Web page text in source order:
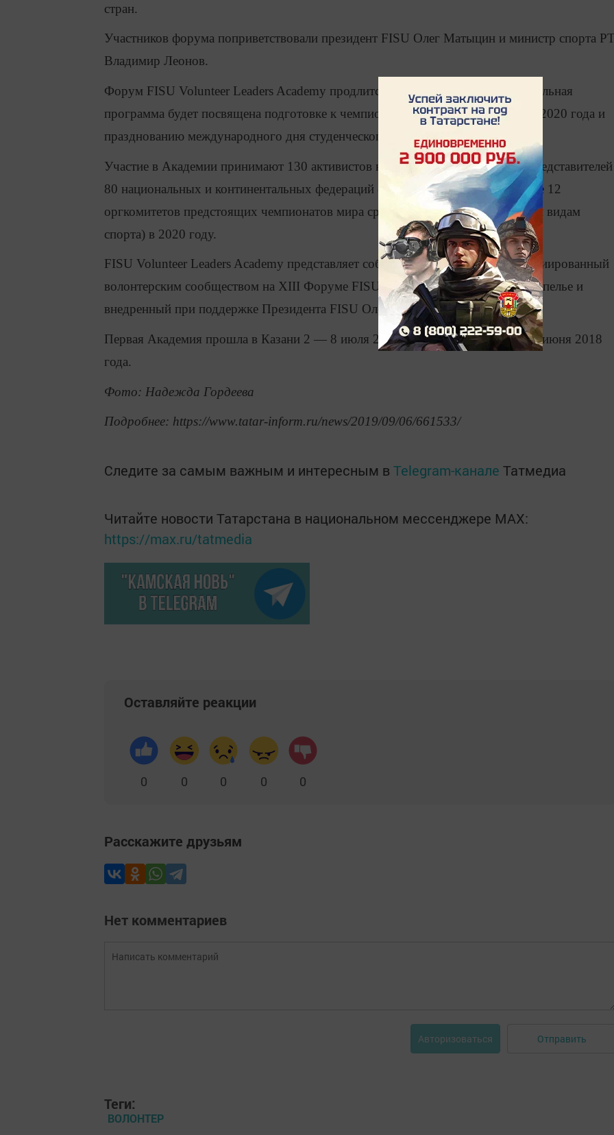
стран.
Участников форума поприветствовали президент FISU Олег Матыцин и министр спорта
Владимир Леонов.
Форум FISU Volunteer Leaders Academy продлится сентября
Образовательная
программа будет посвящена подготовке к чемпионатам мира среди студентов 2020 года и
празднованию международного дня студенческого спорта.
Участие в Академии принимают 130 активистов волонтерского движения и представителей
80 национальных и континентальных федераций студенческого спорта, а также 12
оргкомитетов предстоящих чемпионатов мира среди студентов (по различным видам
спорта) в 2020 году.
FISU Volunteer Leaders Academy представляет собой уникальный проект, инициированный
волонтерским сообществом на XIII Форуме FISU во французском городе Монпелье и
внедренный при поддержке Президента FISU Олега Матыцина.
Первая Академия прошла в Казани 2 — 8 июля 2017 года, вторая — 14 — 22 июня 2018
года.
Фото: Надежда Гордеева
Подробнее: https://www.tatar-inform.ru/news/2019/09/06/661533/
Следите за самым важным и интересным в Telegram-канале Татмедиа
Читайте новости Татарстана в национальном мессенджере MАХ:
https://max.ru/tatmedia
Оставляйте реакции
0 0 0 0 0
Расскажите друзьям
Нет комментариев
Авторизоваться Отправить
Теги:
ВОЛОНТЕР